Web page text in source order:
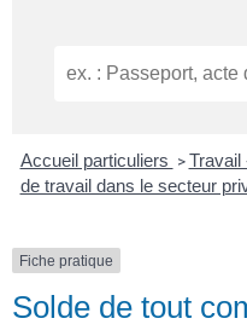
Accueil particuliers > Travail
de travail dans le secteur
Fiche pratique
Solde de tout